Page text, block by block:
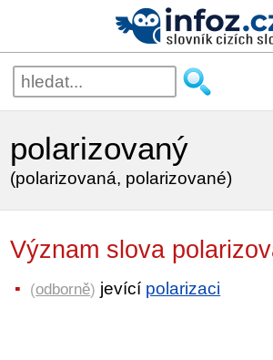
polarizovaný
(polarizovaná, polarizované)
Význam slova
(odborně) jevící polarizaci